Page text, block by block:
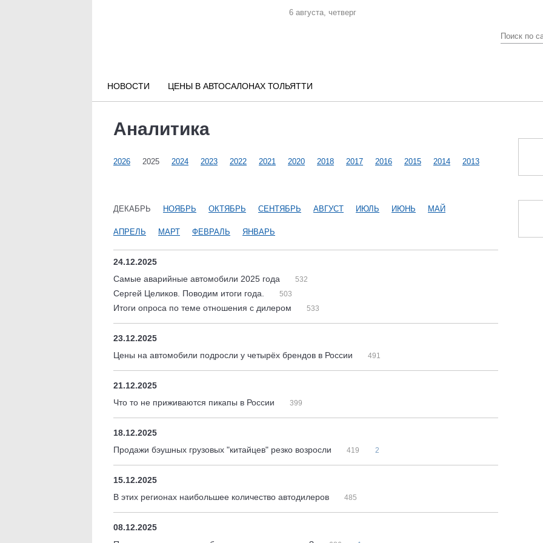
6 августа, четверг
НОВОСТИ ЦЕНЫ В АВТОСАЛОНАХ ТОЛЬЯТТИ
Аналитика
2026 2025 2024 2023 2022 2021 2020 2018 2017 2016 2015 2014 2013
ДЕКАБРЬ НОЯБРЬ ОКТЯБРЬ СЕНТЯБРЬ АВГУСТ ИЮЛЬ ИЮНЬ МАЙ
АПРЕЛЬ МАРТ ФЕВРАЛЬ ЯНВАРЬ
24.12.2025
Самые аварийные автомобили 2025 года
532
Сергей Целиков. Поводим итоги года. 503
Итоги опроса по теме отношения с дилером 533
23.12.2025
Цены на автомобили подросли у четырёх брендов в России
491
21.12.2025
Что то не приживаются пикапы в России
399
18.12.2025
Продажи бэушных грузовых "китайцев" резко возросли
419 2
15.12.2025
В этих регионах наибольшее количество автодилеров
485
08.12.2025